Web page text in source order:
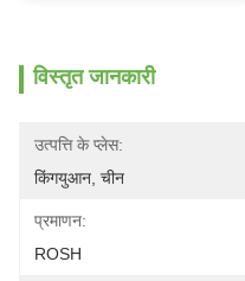
विस्तृत जानकारी
उत्पत्ति के प्लेस:
किंगयुआन, चीन
प्रमाणन:
ROSH